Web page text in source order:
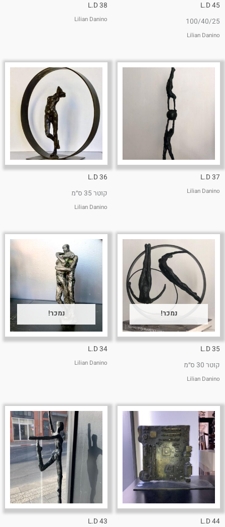
L.D 45
100/40/25
Lilian Danino
L.D 38
Lilian Danino
L.D 37
Lilian Danino
L.D 36
קוטר 35 ס״מ
Lilian Danino
נמכר!
L.D 35
קוטר 30 ס״מ
Lilian Danino
נמכר!
L.D 34
Lilian Danino
L.D 44
L.D 43